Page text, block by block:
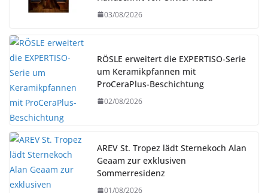
03/08/2026
RÖSLE erweitert die EXPERTISO-Serie
um Keramikpfannen mit
ProCeraPlus-Beschichtung
02/08/2026
AREV St. Tropez lädt Sternekoch Alan
Geaam zur exklusiven
Sommerresidenz
01/08/2026